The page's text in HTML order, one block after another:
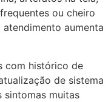
ou cheiro
aumenta
com histórico de
de sistema
sintomas muitas